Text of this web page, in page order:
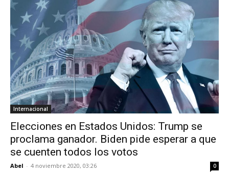
Internacional
Elecciones en Estados Unidos: Trump se
proclama ganador. Biden pide esperar a que
se cuenten todos los votos
Abel - 4 noviembre 2020, 03:26 0